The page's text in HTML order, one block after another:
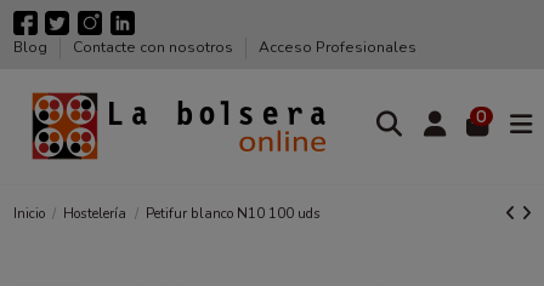
Blog Contacte con nosotros Acceso Profesionales
0
Inicio Hostelería Petifur blanco N10 100 uds